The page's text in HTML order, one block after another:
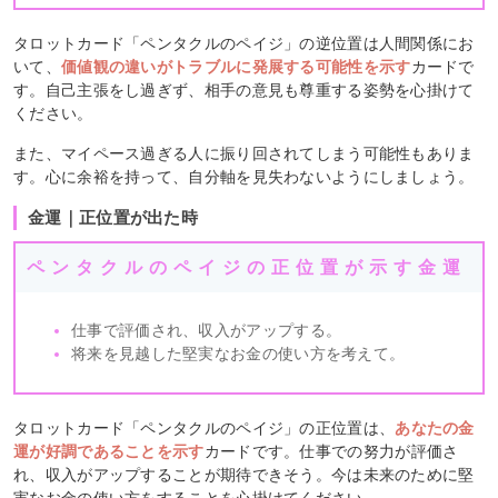
タロットカード「ペンタクルのペイジ」の逆位置は人間関係にお
いて、 価値観の違いがトラブルに発展する可能性を示すカードで
す。自己主張をし過ぎず、相手の意見も尊重する姿勢を心掛けて
ください。
また、マイペース過ぎる人に振り回されてしまう可能性もありま
す。心に余裕を持って、自分軸を見失わないようにしましょう。
金運｜正位置が出た時
ペンタクルのペイジの正位置が示す金運
仕事で評価され、収入がアップする。
将来を見越した堅実なお金の使い方を考えて。
タロットカード「ペンタクルのペイジ」の正位置は、 あなたの金
運が好調であることを示すカードです。仕事での努力が評価さ
れ、収入がアップすることが期待できそう。今は未来のために堅